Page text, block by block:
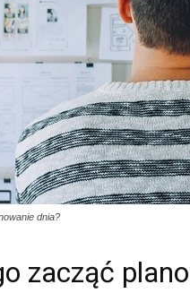
dnia?
zacząć